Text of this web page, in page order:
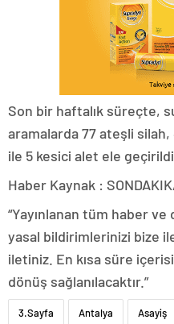
Son bir haftalık süreçte,
aramalarda 77 ateşli
ile 5 kesici alet ele
Haber Kaynak :
“Yayınlanan tüm haber
yasal bildirimlerinizi bize
iletiniz. En kısa süre
dönüş sağlanılacaktır.”
3.Sayfa Antalya Asayiş